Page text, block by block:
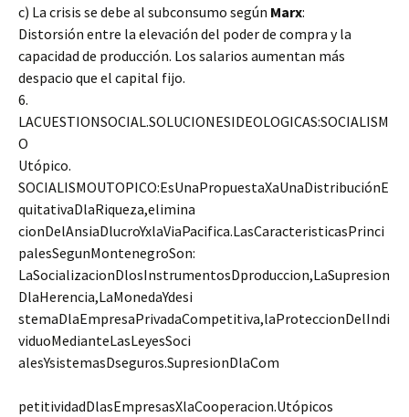
c) La crisis se debe al subconsumo según Marx:
Distorsión entre la elevación del poder de compra y la
capacidad de producción. Los salarios aumentan más
despacio que el capital fijo.
6.
LACUESTIONSOCIAL.SOLUCIONESIDEOLOGICAS:SOCIALISM
O
Utópico.
SOCIALISMOUTOPICO:EsUnaPropuestaXaUnaDistribuciónE
quitativaDlaRiqueza,elimina
cionDelAnsiaDlucroYxlaViaPacifica.LasCaracteristicasPrinci
palesSegunMontenegroSon:
LaSocializacionDlosInstrumentosDproduccion,LaSupresion
DlaHerencia,LaMonedaYdesi
stemaDlaEmpresaPrivadaCompetitiva,laProteccionDelIndi
viduoMedianteLasLeyesSoci
alesYsistemasDseguros.SupresionDlaCom
petitividadDlasEmpresasXlaCooperacion.Utópicos